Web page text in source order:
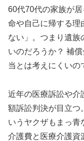
60代70代の家族が
命や自己に帰する理
ない」。つまり遺族
いのだろうか？ 補
当とは考えにくいの
近年の医療訴訟や介
額訴訟判決が目立つ
いうヤクザもまっ青
介護費と医療介護資